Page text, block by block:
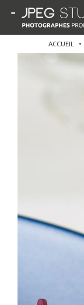
contenu
ACCUEIL •